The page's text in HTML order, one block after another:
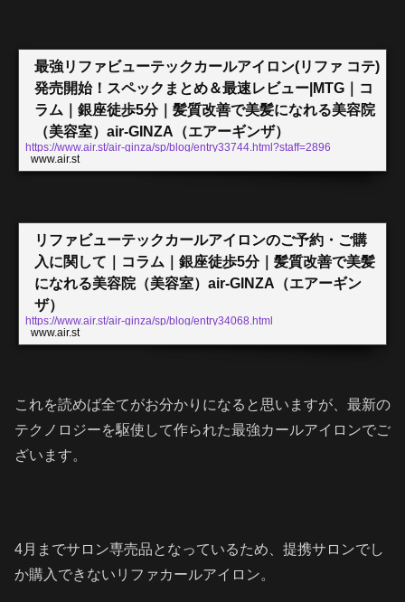
最強リファビューテックカールアイロン(リファ コテ)
発売開始！スペックまとめ＆最速レビュー|MTG｜コ
ラム｜銀座徒歩5分｜髪質改善で美髪になれる美容院
（美容室）air-GINZA（エアーギンザ）
https://www.air.st/air-ginza/sp/blog/entry33744.html?staff=2896
最強リファビューテックカールアイロン(リファ コテ)発売開始！スペックまと
め＆最速レビュー|MTG｜最強リファビューテックカールアイロン(リファ コテ)
ロンの最大の特...
www.air.st
リファビューテックカールアイロンのご予約・ご購
入に関して｜コラム｜銀座徒歩5分｜髪質改善で美髪
になれる美容院（美容室）air-GINZA（エアーギン
ザ）
https://www.air.st/air-ginza/sp/blog/entry34068.html
リファビューテックカールアイロンのご予約・ご購入に関して｜こんにちは
www.air.st
これを読めば全てがお分かりになると思いますが、最新の
テクノロジーを駆使して作られた最強カールアイロンでご
ざいます。
4月までサロン専売品となっているため、提携サロンでし
か購入できないリファカールアイロン。